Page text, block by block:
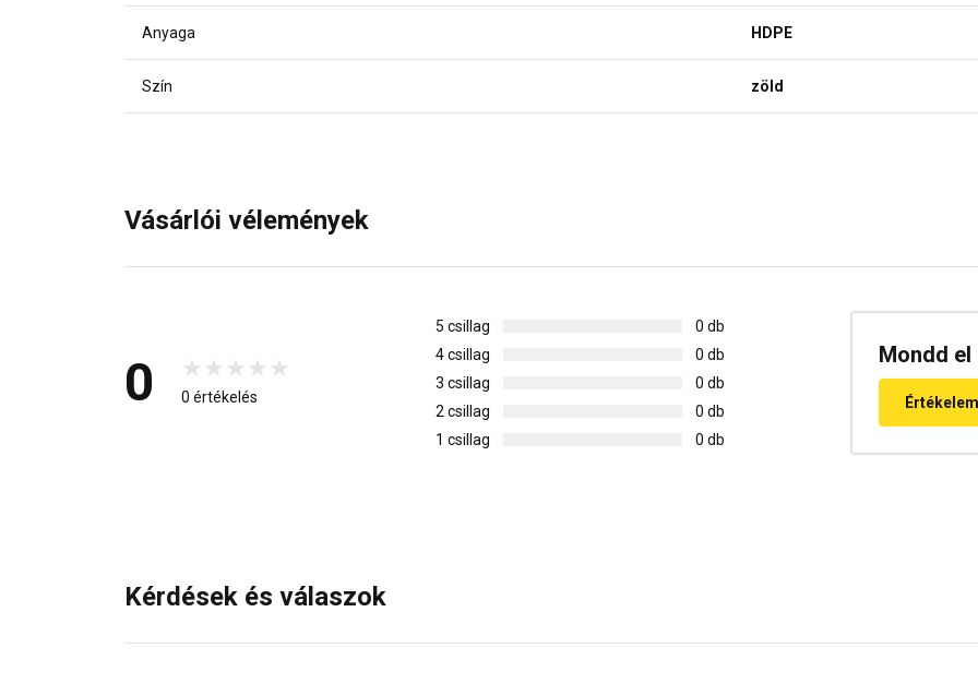
Anyaga HDPE
Szín zöld
Vásárlói vélemények
0 0 értékelés
5 csillag
0 db
4 csillag
0 db
3 csillag
0 db
2 csillag
0 db
1 csillag
0 db
Mondd
Értékelem
Kérdések és válaszok